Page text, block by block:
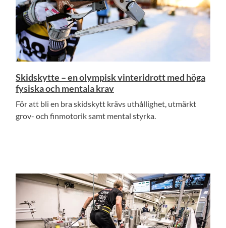
Skidskytte – en olympisk vinteridrott med höga
fysiska och mentala krav
För att bli en bra skidskytt krävs uthållighet, utmärkt
grov- och finmotorik samt mental styrka.